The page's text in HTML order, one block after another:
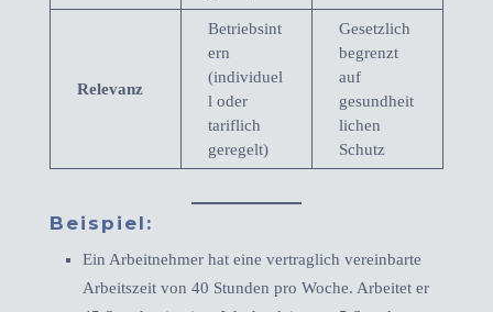
Relevanz
Betriebsint
ern
(individuel
l oder
tariflich
geregelt)
Gesetzlich
begrenzt
auf
gesundheit
lichen
Schutz
Beispiel:
Ein Arbeitnehmer hat eine vertraglich vereinbarte
Arbeitszeit von 40 Stunden pro Woche. Arbeitet er